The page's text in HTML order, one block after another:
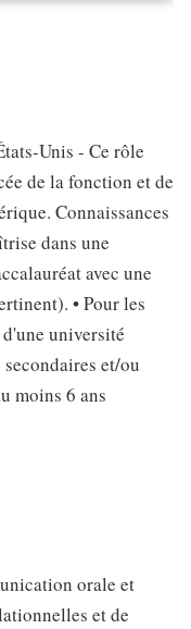
Unis - Ce rôle
de la fonction et de
Connaissances
dans une
avec une
• Pour les
université
et/ou
moins 6 ans
orale et
et de